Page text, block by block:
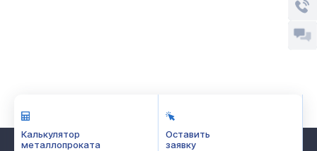
Калькулятор
металлопроката
Оставить
заявку